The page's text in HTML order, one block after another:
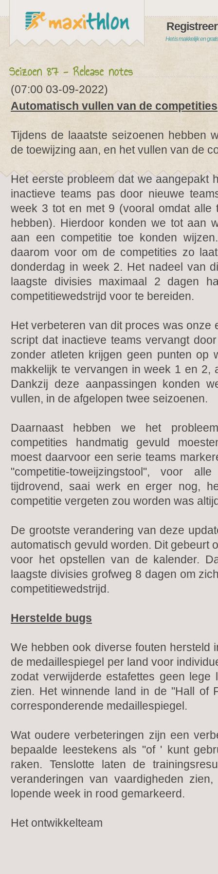
Registreer
Het is makkelijk en gratis
Seizoen 87 - Release notes
(07:00 03-09-2022)
Automatisch vullen van de competities
Tijdens de laaatste seizoenen hebben
de toewijzing aan, en het vullen van de
Het eerste probleem dat we aangepakt
inactieve teams pas door nieuwe
week 3 tot en met 9 (vooral omdat
hebben). Hierdoor konden we tot aan
aan een competitie toe konden
daarom voor om de competities zo
donderdag in week 2. Het nadeel van
laagste divisies maximaal 2 dagen
competitiewedstrijd voor te bereiden.
Het verbeteren van dit proces was onze
script dat inactieve teams vervangt
zonder atleten krijgen geen punten op
makkelijk te vervangen in week 1 en 2,
Dankzij deze aanpassingen konden
vullen, in de afgelopen twee seizoenen.
Daarnaast hebben we het
competities handmatig gevuld
moest daarvoor een serie teams
"competitie-toweijzingstool", voor
tijdrovend, saai werk en erger nog,
competitie vergeten zou worden was
De grootste verandering van deze
automatisch gevuld worden. Dit gebeurt
voor het opstellen van de kalender.
laagste divisies grofweg 8 dagen om
competitiewedstrijd.
Herstelde bugs
We hebben ook diverse fouten hersteld
de medaillespiegel per land voor
zodat verwijderde estafettes geen
zien. Het winnende land in de "Hall of
corresponderende medaillespiegel.
Wat oudere verbeteringen zijn een
bepaalde leestekens als "of ' kunt
raken. Tenslotte laten de
veranderingen van vaardigheden
lopende week in rood gemarkeerd.
Het ontwikkelteam